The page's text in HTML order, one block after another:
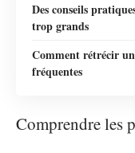
Des conseils
trop grands
Comment rétrécir
fréquentes
Comprendre les